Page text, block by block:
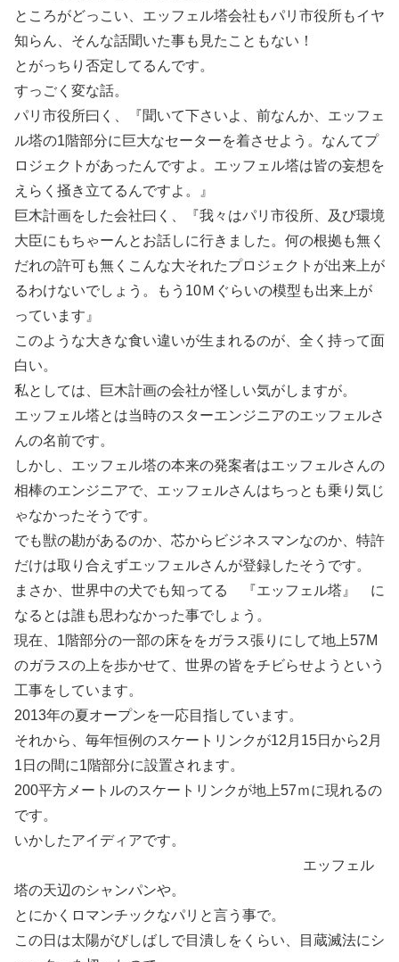
ところがどっこい、エッフェル塔会社もパリ市役所もイヤ
知らん、そんな話聞いた事も見たこともない！
とがっちり否定してるんです。
すっごく変な話。
パリ市役所曰く、『聞いて下さいよ、前なんか、エッフェ
ル塔の1階部分に巨大なセーターを着させよう。なんてプ
ロジェクトがあったんですよ。エッフェル塔は皆の妄想を
えらく掻き立てるんですよ。』
巨木計画をした会社曰く、『我々はパリ市役所、及び環境
大臣にもちゃーんとお話しに行きました。何の根拠も無く
だれの許可も無くこんな大それたプロジェクトが出来上が
るわけないでしょう。もう10Ｍぐらいの模型も出来上が
っています』
このような大きな食い違いが生まれるのが、全く持って面
白い。
私としては、巨木計画の会社が怪しい気がしますが。
エッフェル塔とは当時のスターエンジニアのエッフェルさ
んの名前です。
しかし、エッフェル塔の本来の発案者はエッフェルさんの
相棒のエンジニアで、エッフェルさんはちっとも乗り気じ
ゃなかったそうです。
でも獣の勘があるのか、芯からビジネスマンなのか、特許
だけは取り合えずエッフェルさんが登録したそうです。
まさか、世界中の犬でも知ってる 『エッフェル塔』 に
なるとは誰も思わなかった事でしょう。
現在、1階部分の一部の床ををガラス張りにして地上57M
のガラスの上を歩かせて、世界の皆をチビらせようという
工事をしています。
2013年の夏オープンを一応目指しています。
それから、毎年恒例のスケートリンクが12月15日から2月
1日の間に1階部分に設置されます。
200平方メートルのスケートリンクが地上57ｍに現れるの
です。
いかしたアイディアです。
エッフェル
塔の天辺のシャンパンや。
とにかくロマンチックなパリと言う事で。
この日は太陽がびしばしで目潰しをくらい、目蔵滅法にシ